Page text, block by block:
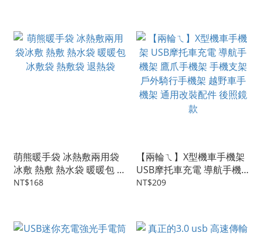
萌熊暖手袋 冰熱敷兩用袋
冰敷 熱敷 熱水袋 暖暖包 冰
敷袋 熱敷袋 退熱袋
NT$168
【兩輪ㄟ】X型機車手機架
USB摩托車充電 導航手機
架 鷹爪手機架 手機支架 戶
NT$209